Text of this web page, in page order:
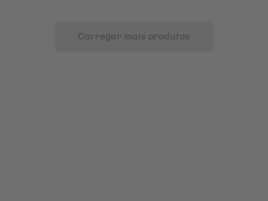
Carregar mais produtos